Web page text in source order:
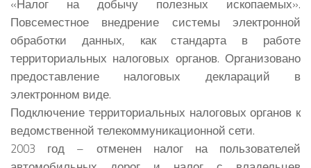
«Налог на добычу полезных ископаемых».
Повсеместное внедрение системы электронной
обработки данных, как стандарта в работе
территориальных налоговых органов. Организовано
предоставление налоговых деклараций в
электронном виде.
Подключение территориальных налоговых органов к
ведомственной телекоммуникационной сети.
2003 год – отменен налог на пользователей